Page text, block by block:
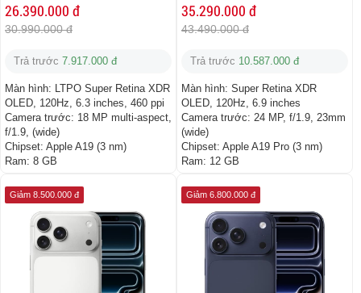
26.390.000 đ
30.990.000 đ
Trả trước 7.917.000 đ
Màn hình: LTPO Super Retina XDR
OLED, 120Hz, 6.3 inches, 460 ppi
Camera trước: 18 MP multi-aspect,
f/1.9, (wide)
Chipset: Apple A19 (3 nm)
Ram: 8 GB
35.290.000 đ
43.490.000 đ
Trả trước 10.587.000 đ
Màn hình: Super Retina XDR
OLED, 120Hz, 6.9 inches
Camera trước: 24 MP, f/1.9, 23mm
(wide)
Chipset: Apple A19 Pro (3 nm)
Ram: 12 GB
Giảm 8.500.000 đ Giảm 6.800.000 đ